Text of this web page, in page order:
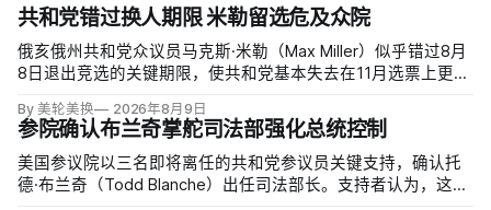
共和党错过换人期限 米勒留选危及众院
俄亥俄州共和党众议员马克斯·米勒（Max Miller）似乎错过8月
8日退出竞选的关键期限，使共和党基本失去在11月选票上更换
Moreno）指控家暴并予以否认，众院道德委员会同时调查他是
否涉及家庭暴力、虐待或非法用药。
By 美轮美换 2026年8月9日
参院确认布兰奇掌舵司法部强化总统控制
美国参议院以三名即将离任的共和党参议员关键支持，确认托
德·布兰奇（Todd Blanche）出任司法部长。支持者认为，这位